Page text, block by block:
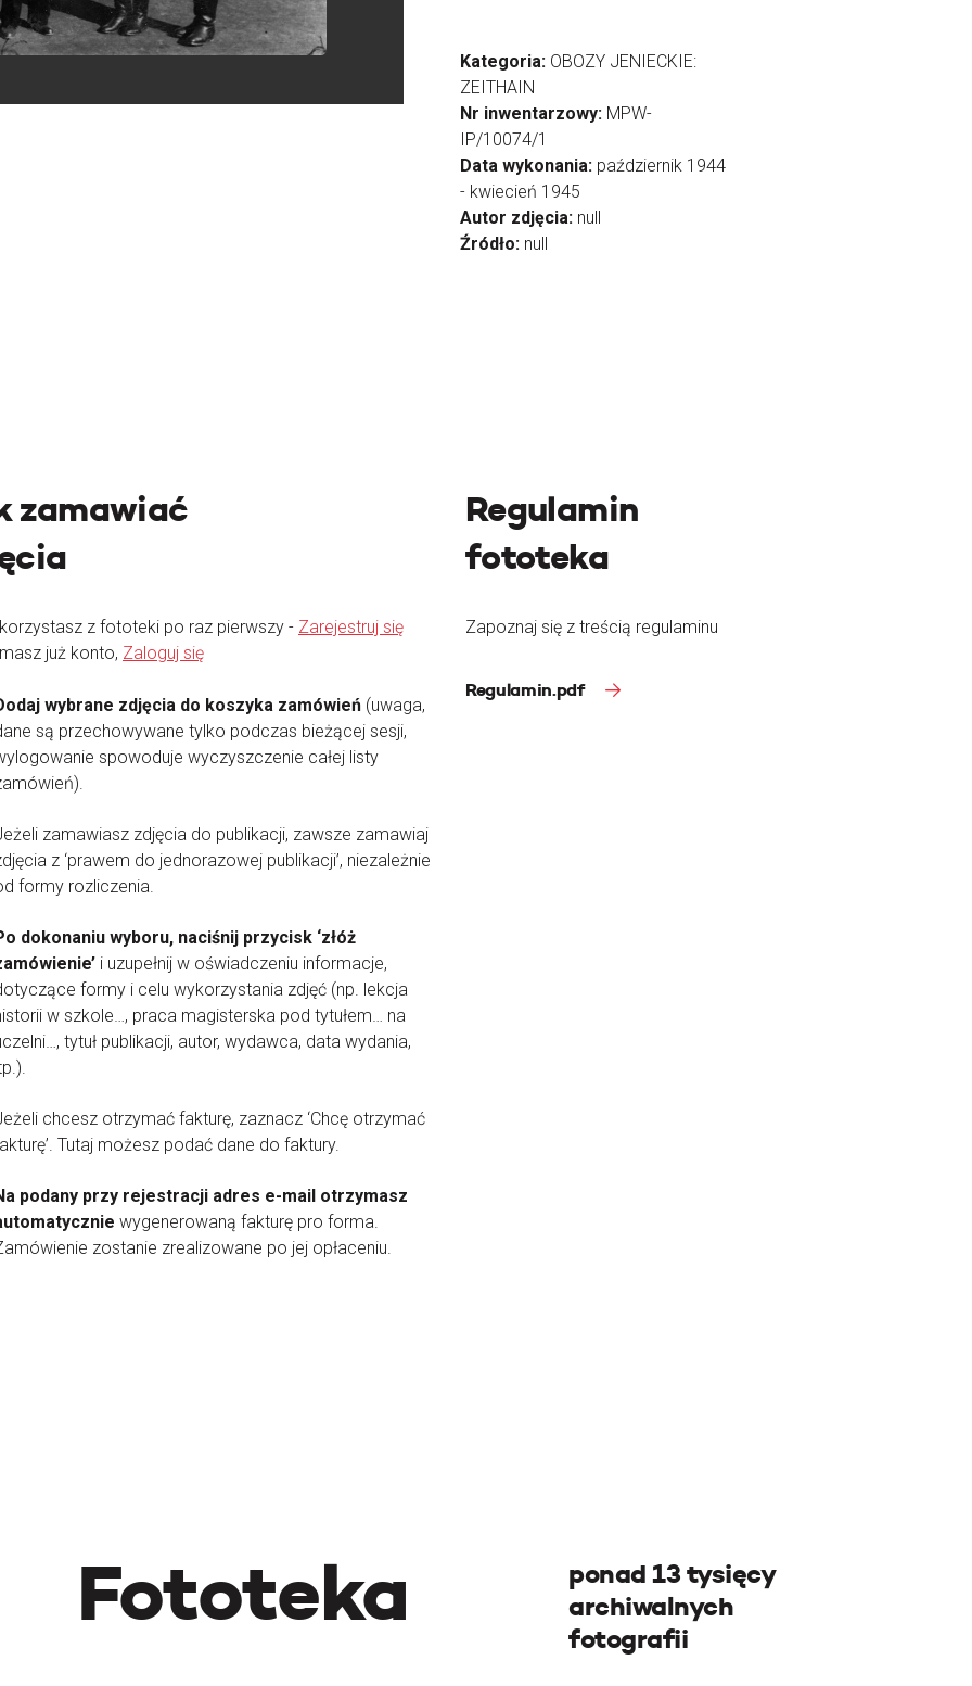
Kategoria: OBOZY JENIECKIE:
ZEITHAIN
Nr inwentarzowy: MPW-
IP/10074/1
Data wykonania: październik 1944
- kwiecień 1945
Autor zdjęcia: null
Źródło: null
zamawiać
z fototeki po raz pierwszy - Zarejestruj się
już konto, Zaloguj się
wybrane zdjęcia do koszyka zamówień (uwaga,
są przechowywane tylko podczas bieżącej sesji,
spowoduje wyczyszczenie całej listy
zamawiasz zdjęcia do publikacji, zawsze zamawiaj
z ‘prawem do jednorazowej publikacji’, niezależnie
formy rozliczenia.
dokonaniu wyboru, naciśnij przycisk ‘złóż
i uzupełnij w oświadczeniu informacje,
formy i celu wykorzystania zdjęć (np. lekcja
w szkole…, praca magisterska pod tytułem… na
tytuł publikacji, autor, wydawca, data wydania,
chcesz otrzymać fakturę, zaznacz ‘Chcę otrzymać
Tutaj możesz podać dane do faktury.
podany przy rejestracji adres e-mail otrzymasz
wygenerowaną fakturę pro forma.
zostanie zrealizowane po jej opłaceniu.
Regulamin
fototeka
Zapoznaj się z treścią regulaminu
Regulamin.pdf
Fototeka
ponad 13 tysięcy
archiwalnych
fotografii